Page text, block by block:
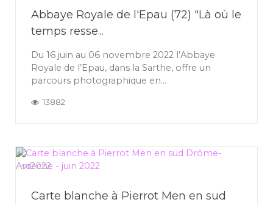
Abbaye Royale de l'Epau (72) "Là où le
temps resse...
Du 16 juin au 06 novembre 2022 l’Abbaye
Royale de l’Epau, dans la Sarthe, offre un
parcours photographique en...
13882
30
Avr2022
Carte blanche à Pierrot Men en sud